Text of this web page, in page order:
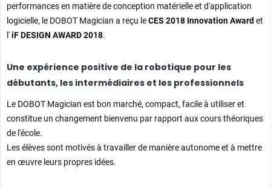
performances en matière de conception matérielle et d'application
logicielle, le DOBOT Magician a reçu leCES 2018 Innovation Award et
l'iF DESIGN AWARD 2018.
Une expérience positive de la robotique pour les
débutants, les intermédiaires et les professionnels
Le DOBOT Magician est bon marché, compact, facile à utiliser et
constitue un changement bienvenu par rapport aux cours théoriques
de l'école.
Les élèves sont motivés à travailler de manière autonome et à mettre
en œuvre leurs propres idées.